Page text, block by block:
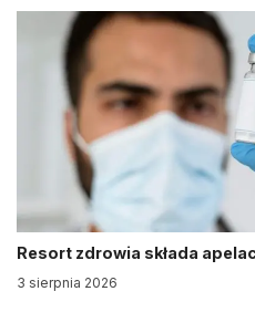
Resort zdrowia składa
3 sierpnia 2026